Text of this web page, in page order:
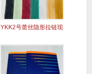
YKK2号蕾丝隐形拉链现